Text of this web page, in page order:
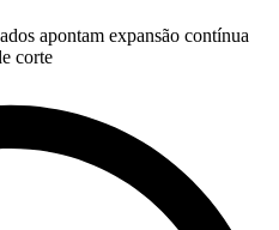
apontam expansão contínua
corte